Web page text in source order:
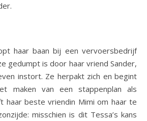
haar baan bij een vervoersbedrijf
gedumpt is door haar vriend Sander,
instort. Ze herpakt zich en begint
maken van een stappenplan als
haar beste vriendin Mimi om haar te
misschien is dit Tessa’s kans